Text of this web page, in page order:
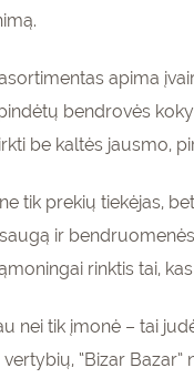
apima
bendrovės
be kaltės jausmo,
ne tik prekių tiekėjas,
ir
rinktis tai,
nei tik įmonė – tai
“Bizar